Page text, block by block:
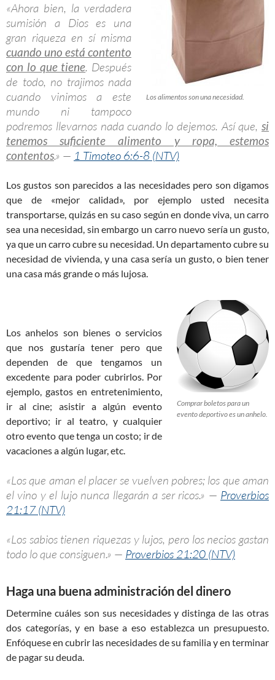
Los alimentos son una necesidad.
«Ahora bien, la verdadera
sumisión a Dios es una
gran riqueza en sí misma
cuando uno está contento
con lo que tiene. Después
de todo, no trajimos nada
cuando vinimos a este
mundo ni tampoco
podremos llevarnos nada cuando lo dejemos. Así que, si
tenemos suficiente alimento y ropa, estemos
contentos.» — 1 Timoteo 6:6-8 (NTV)
Los gustos son parecidos a las necesidades pero son digamos
que de «mejor calidad», por ejemplo usted necesita
transportarse, quizás en su caso según en donde viva, un carro
sea una necesidad, sin embargo un carro nuevo sería un gusto,
ya que un carro cubre su necesidad. Un departamento cubre su
necesidad de vivienda, y una casa sería un gusto, o bien tener
una casa más grande o más lujosa.
Comprar boletos para un
evento deportivo es un anhelo.
Los anhelos son bienes o servicios
que nos gustaría tener pero que
dependen de que tengamos un
excedente para poder cubrirlos. Por
ejemplo, gastos en entretenimiento,
ir al cine; asistir a algún evento
deportivo; ir al teatro, y cualquier
otro evento que tenga un costo; ir de
vacaciones a algún lugar, etc.
«Los que aman el placer se vuelven pobres; los que aman
el vino y el lujo nunca llegarán a ser ricos.» — Proverbios
21:17 (NTV)
«Los sabios tienen riquezas y lujos, pero los necios gastan
todo lo que consiguen.» — Proverbios 21:20 (NTV)
Haga una buena administración del dinero
Determine cuáles son sus necesidades y distinga de las otras
dos categorías, y en base a eso establezca un presupuesto.
Enfóquese en cubrir las necesidades de su familia y en terminar
de pagar su deuda.